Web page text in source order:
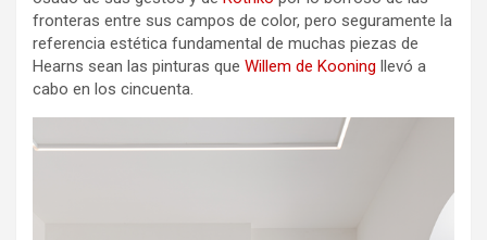
fronteras entre sus campos de color, pero seguramente la
referencia estética fundamental de muchas piezas de
Hearns sean las pinturas que Willem de Kooning llevó a
cabo en los cincuenta.